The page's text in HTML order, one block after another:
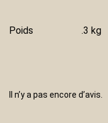
Poids .3 kg
Il n’y a pas encore d’avis.